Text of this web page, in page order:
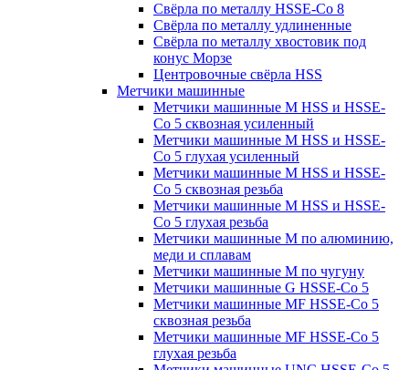
Свёрла по металлу HSSE-Co 8
Свёрла по металлу удлиненные
Свёрла по металлу хвостовик под
конус Морзе
Центровочные свёрла HSS
Метчики машинные
Метчики машинные M HSS и HSSE-
Co 5 сквозная усиленный
Метчики машинные M HSS и HSSE-
Co 5 глухая усиленный
Метчики машинные M HSS и HSSE-
Co 5 сквозная резьба
Метчики машинные M HSS и HSSE-
Co 5 глухая резьба
Метчики машинные M по алюминию,
меди и сплавам
Метчики машинные M по чугуну
Метчики машинные G HSSE-Co 5
Метчики машинные MF HSSE-Co 5
сквозная резьба
Метчики машинные MF HSSE-Co 5
глухая резьба